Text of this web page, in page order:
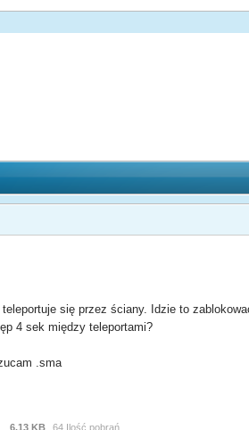
się przez ściany. Idzie to
4 sek między teleportami?
.sma
6,13 KB 64 Ilość pobrań